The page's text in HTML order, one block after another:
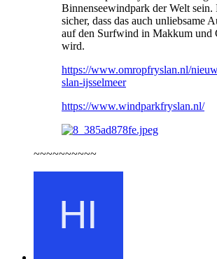
Binnenseewindpark der Welt
sicher, dass das auch unliebsame
auf den Surfwind in Makkum und
wird.
https://www.omropfryslan.nl/
slan-ijsselmeer
https://www.windparkfryslan.nl/
~~~~~~~~~~